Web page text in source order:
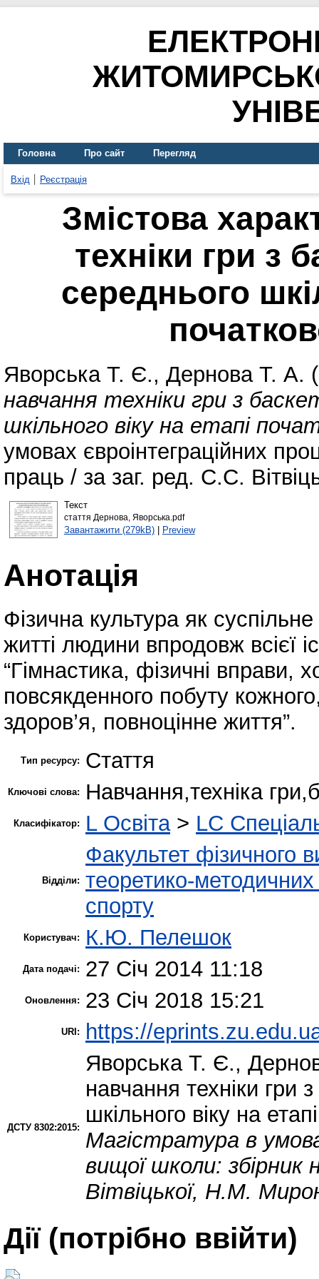
Головна Про сайт Перегляд
Вхід Реєстрація
Змістова
техніки гри з
середнього
Яворська Т. Є., Дернова Т. А.
навчання техніки гри з
шкільного віку на етапі
умовах євроінтеграційних
праць / за заг. ред. С.С.
Текст
стаття Дернова, Яворська.pdf
Завантажити (279kB)| Preview
Анотація
Фізична культура як
житті людини впродовж всієї
“Гімнастика, фізичні вправи,
повсякденного побуту
здоров’я, повноцінне життя”.
Тип ресурсу: Стаття
Ключові слова: Навчання,техніка
Класифікатор: L Освіта> LC
Відділи:
Факультет фізичного
теоретико-
спорту
Користувач: К.Ю. Пелешок
Дата подачі: 27 Січ 2014 11:18
Оновлення: 23 Січ 2018 15:21
URI: https://
ДСТУ 8302:2015:
Яворська Т. Є.,
навчання техніки гри
шкільного віку на
Магістратура в
вищої школи: збірник
Вітвіцької, Н.М.
Дії ​​(потрібно ввійти)